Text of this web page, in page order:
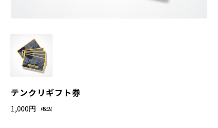
テンクリギフト券
1,000円 (税込)